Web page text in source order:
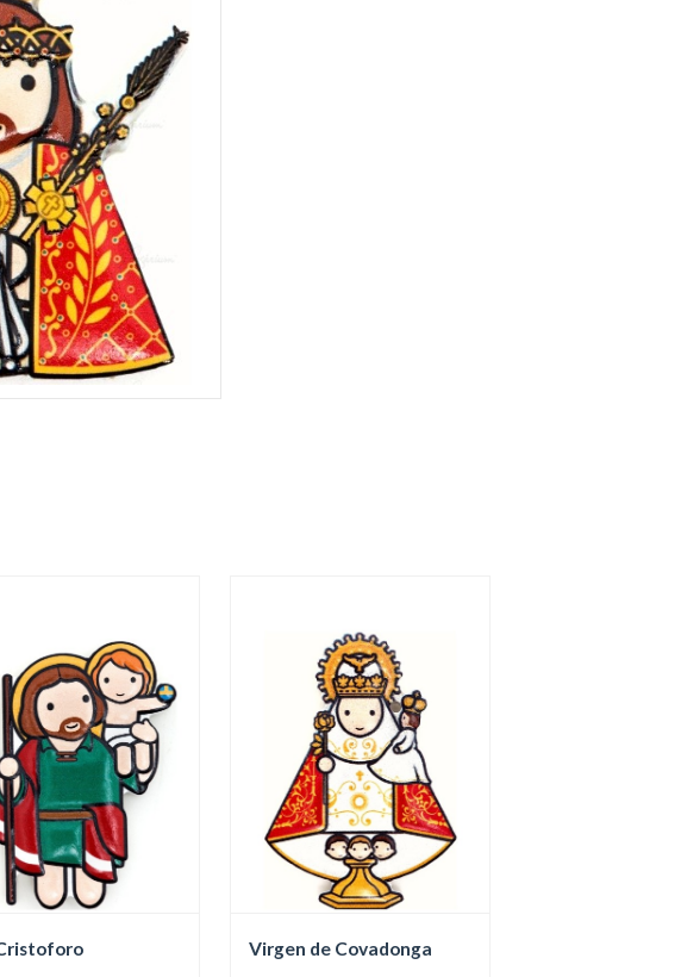
Virgen de Covadonga